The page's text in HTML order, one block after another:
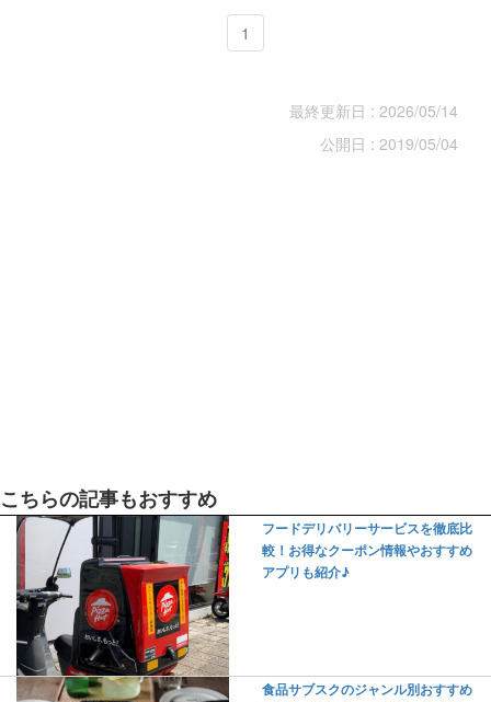
1
最終更新日 : 2026/05/14
公開日 : 2019/05/04
こちらの記事もおすすめ
フードデリバリーサービスを徹底比
較！お得なクーポン情報やおすすめ
アプリも紹介♪
食品サブスクのジャンル別おすすめ